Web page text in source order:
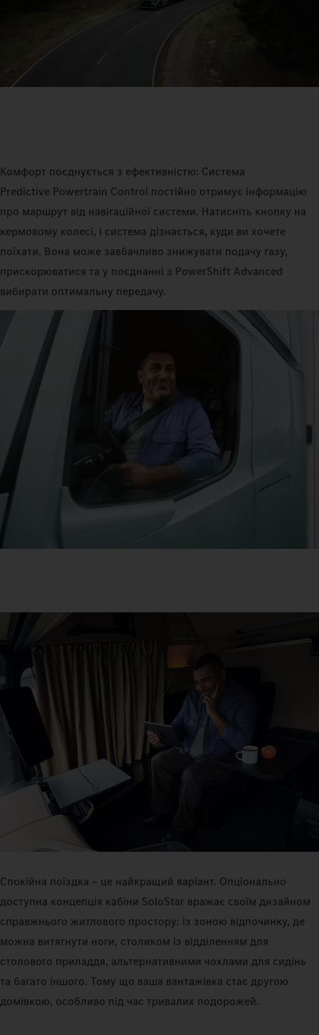
Комфорт поєднується з ефективністю: Система
Predictive Powertrain Control постійно отримує інформацію
про маршрут від навігаційної системи. Натисніть кнопку на
кермовому колесі, і система дізнається, куди ви хочете
поїхати. Вона може завбачливо знижувати подачу газу,
прискорюватися та у поєднанні з PowerShift Advanced
вибирати оптимальну передачу.
Спокійна поїздка – це найкращий варіант. Опціонально
доступна концепція кабіни SoloStar вражає своїм дизайном
справжнього житлового простору: із зоною відпочинку, де
можна витягнути ноги, столиком із відділенням для
столового приладдя, альтернативними чохлами для сидінь
та багато іншого. Тому що ваша вантажівка стає другою
домівкою, особливо під час тривалих подорожей.